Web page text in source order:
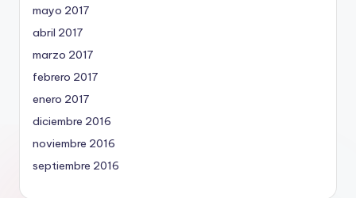
mayo 2017
abril 2017
marzo 2017
febrero 2017
enero 2017
diciembre 2016
noviembre 2016
septiembre 2016